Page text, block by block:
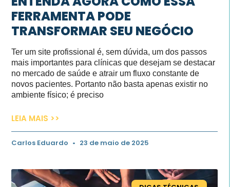
FERRAMENTA PODE
TRANSFORMAR SEU NEGÓCIO
Ter um site profissional é, sem dúvida, um dos passos
mais importantes para clínicas que desejam se destacar
no mercado de saúde e atrair um fluxo constante de
novos pacientes. Portanto não basta apenas existir no
ambiente físico; é preciso
LEIA MAIS >>
Carlos Eduardo 23 de maio de 2025